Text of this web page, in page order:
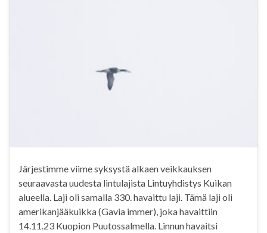
Järjestimme viime syksystä alkaen veikkauksen
seuraavasta uudesta lintulajista Lintuyhdistys Kuikan
alueella. Laji oli samalla 330. havaittu laji. Tämä laji oli
amerikanjääkuikka (Gavia immer), joka havaittiin
14.11.23 Kuopion Puutossalmella. Linnun havaitsi